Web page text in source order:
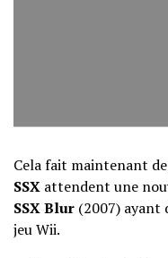
Cela fait maintenant
SSX attendent une
SSX Blur (2007) ayant
jeu Wii.